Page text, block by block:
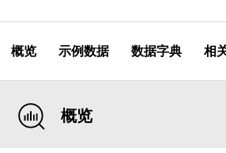
概览 示例数据 数据字典 相
概览